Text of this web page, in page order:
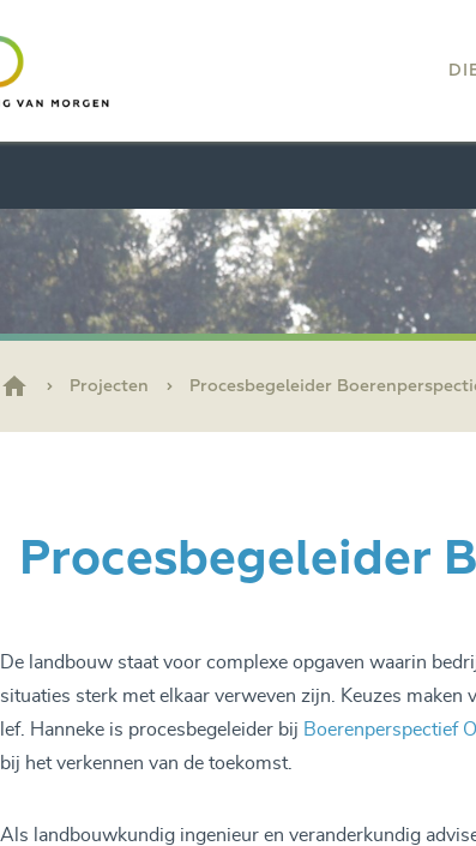
Projecten Procesbegeleider
Procesbegeleider
De landbouw staat voor complexe opgaven waarin
situaties sterk met elkaar verweven zijn. Keuzes
lef. Hanneke is procesbegeleider bij Boerenperspectief
bij het verkennen van de toekomst.
Als landbouwkundig ingenieur en veranderkundig